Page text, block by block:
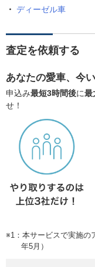
ディーゼル車
査定を依頼する
あなたの愛車、今
申込み最短3時間後に最
せ！
※1：本サービスで実施の
年5月）